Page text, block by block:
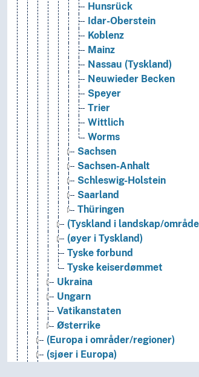
Hunsrück
Idar-Oberstein
Koblenz
Mainz
Nassau (Tyskland)
Neuwieder Becken
Speyer
Trier
Wittlich
Worms
Sachsen
Sachsen-Anhalt
Schleswig-Holstein
Saarland
Thüringen
(Tyskland i landskap/
(øyer i Tyskland)
Tyske forbund
Tyske keiserdømmet
Ukraina
Ungarn
Vatikanstaten
Østerrike
(Europa i områder/regioner)
(sjøer i Europa)